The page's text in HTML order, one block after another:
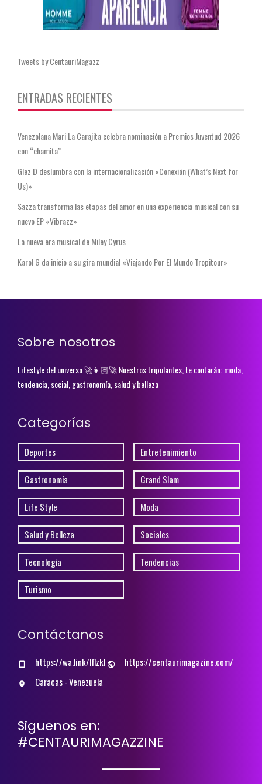
Tweets by CentauriMagazz
ENTRADAS RECIENTES
Venezolana Mari La Carajita celebra nominación a Premios Juventud 2026
con “chamita”
Glez D deslumbra con la internacionalización «Conexión (What’s Next for
Us)»
Sazza transforma las etapas del amor en una experiencia musical con su
nuevo EP «Vibrazz»
La nueva era musical de Miley Cyrus
Karol G da inicio a su gira mundial «Viajando Por El Mundo Tropitour»
Sobre nosotros
Lifestyle del universo 🚀👩🏻‍🚀 Nuestros tripulantes, te contarán: moda,
tendencia, social, gastronomía, salud y belleza
Categorías
Deportes Entretenimiento
Gastronomía Grand Slam
Life Style Moda
Salud y Belleza Sociales
Tecnología Tendencias
Turismo
Contáctanos
https://wa.link/lflzkl
https://centaurimagazine.com/
Caracas - Venezuela
Siguenos en:
#CENTAURIMAGAZZINE